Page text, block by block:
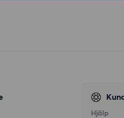
Hjälp